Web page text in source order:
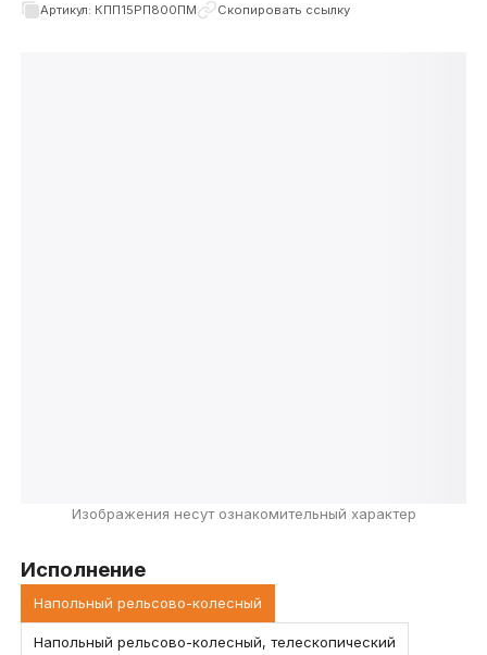
Артикул: КПП15РП800ПМ Скопировать ссылку
Изображения несут ознакомительный характер
Исполнение
Напольный рельсово-колесный
Напольный рельсово-колесный, телескопический